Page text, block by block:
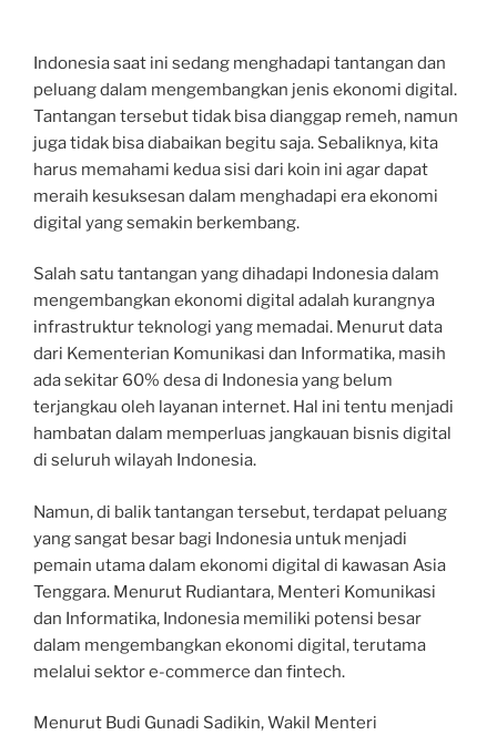
Indonesia saat ini sedang menghadapi tantangan dan
peluang dalam mengembangkan jenis ekonomi digital.
Tantangan tersebut tidak bisa dianggap remeh, namun
juga tidak bisa diabaikan begitu saja. Sebaliknya, kita
harus memahami kedua sisi dari koin ini agar dapat
meraih kesuksesan dalam menghadapi era ekonomi
digital yang semakin berkembang.
Salah satu tantangan yang dihadapi Indonesia dalam
mengembangkan ekonomi digital adalah kurangnya
infrastruktur teknologi yang memadai. Menurut data
dari Kementerian Komunikasi dan Informatika, masih
ada sekitar 60% desa di Indonesia yang belum
terjangkau oleh layanan internet. Hal ini tentu menjadi
hambatan dalam memperluas jangkauan bisnis digital
di seluruh wilayah Indonesia.
Namun, di balik tantangan tersebut, terdapat peluang
yang sangat besar bagi Indonesia untuk menjadi
pemain utama dalam ekonomi digital di kawasan Asia
Tenggara. Menurut Rudiantara, Menteri Komunikasi
dan Informatika, Indonesia memiliki potensi besar
dalam mengembangkan ekonomi digital, terutama
melalui sektor e-commerce dan fintech.
Menurut Budi Gunadi Sadikin, Wakil Menteri